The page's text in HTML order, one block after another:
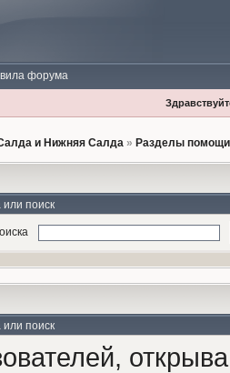
форума
и Нижняя Салда» Разделы
поиск
поиск